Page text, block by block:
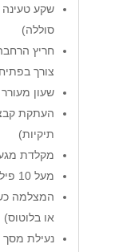
שקע
סוללה)
חריץ
צורך
שעון מעורר
העתקת
תיקיות)
מקלדת
מעל 10 פילטרים שונים לצילום
המצלמה
או בלוטוס)
נעילת